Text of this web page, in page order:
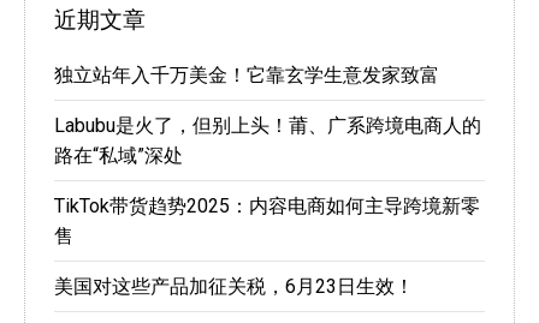
近期文章
独立站年入千万美金！它靠玄学生意发家致富
Labubu是火了，但别上头！莆、广系跨境电商人的
路在“私域”深处
TikTok带货趋势2025：内容电商如何主导跨境新零
售
美国对这些产品加征关税，6月23日生效！